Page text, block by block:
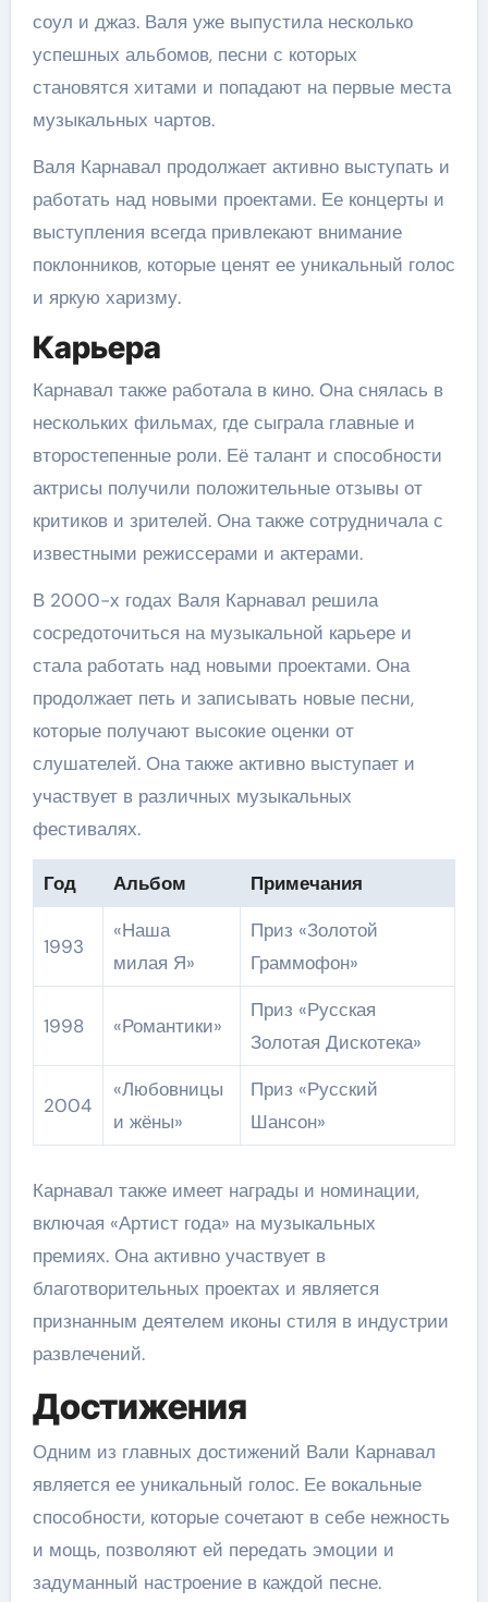
соул и джаз. Валя уже выпустила несколько
успешных альбомов, песни с которых
становятся хитами и попадают на первые места
музыкальных чартов.
Валя Карнавал продолжает активно выступать и
работать над новыми проектами. Ее концерты и
выступления всегда привлекают внимание
поклонников, которые ценят ее уникальный голос
и яркую харизму.
Карьера
Карнавал также работала в кино. Она снялась в
нескольких фильмах, где сыграла главные и
второстепенные роли. Её талант и способности
актрисы получили положительные отзывы от
критиков и зрителей. Она также сотрудничала с
известными режиссерами и актерами.
В 2000-х годах Валя Карнавал решила
сосредоточиться на музыкальной карьере и
стала работать над новыми проектами. Она
продолжает петь и записывать новые песни,
которые получают высокие оценки от
слушателей. Она также активно выступает и
участвует в различных музыкальных
фестивалях.
Год Альбом Примечания
1993
«Наша
милая Я»
Приз «Золотой
Граммофон»
1998 «Романтики»
Приз «Русская
Золотая Дискотека»
2004
«Любовницы
и жёны»
Приз «Русский
Шансон»
Карнавал также имеет награды и номинации,
включая «Артист года» на музыкальных
премиях. Она активно участвует в
благотворительных проектах и является
признанным деятелем иконы стиля в индустрии
развлечений.
Достижения
Одним из главных достижений Вали Карнавал
является ее уникальный голос. Ее вокальные
способности, которые сочетают в себе нежность
и мощь, позволяют ей передать эмоции и
задуманный настроение в каждой песне.